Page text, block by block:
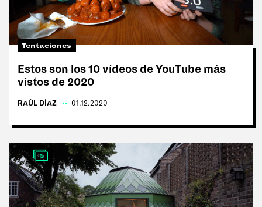
Tentaciones
Estos son los 10 vídeos de YouTube más
vistos de 2020
RAÚL DÍAZ 01.12.2020
5
Tags:
#Tentaciones
#Anti rutina
#Moda
#Delirios
#Paladares
#Deporte